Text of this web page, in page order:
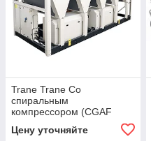
Trane Trane Со
спиральным
компрессором (CGAF
Цену уточняйте